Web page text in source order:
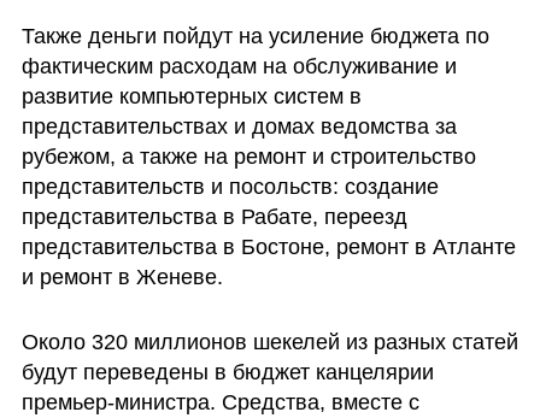
Также деньги пойдут на усиление бюджета по
фактическим расходам на обслуживание и
развитие компьютерных систем в
представительствах и домах ведомства за
рубежом, а также на ремонт и строительство
представительств и посольств: создание
представительства в Рабате, переезд
представительства в Бостоне, ремонт в Атланте
и ремонт в Женеве.
Около 320 миллионов шекелей из разных статей
будут переведены в бюджет канцелярии
премьер-министра. Средства, вместе с